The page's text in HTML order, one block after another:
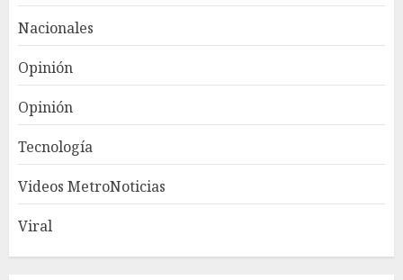
Nacionales
Opinión
Opinión
Tecnología
Videos MetroNoticias
Viral